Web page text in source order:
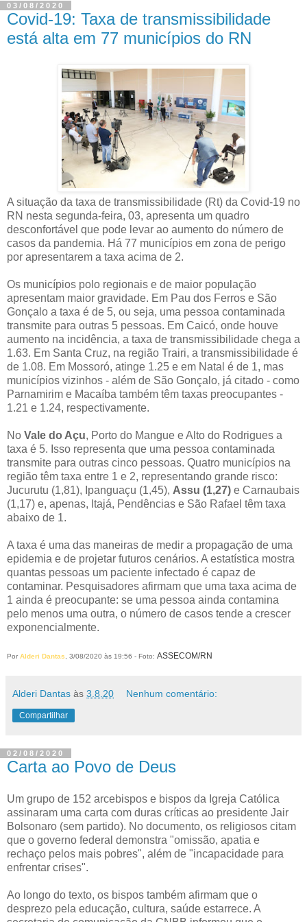
03/08/2020
Covid-19: Taxa de transmissibilidade
está alta em 77 municípios do RN
A situação da taxa de transmissibilidade (Rt) da Covid-19 no
RN nesta segunda-feira, 03, apresenta um quadro
desconfortável que pode levar ao aumento do número de
casos da pandemia. Há 77 municípios em zona de perigo
por apresentarem a taxa acima de 2.
Os municípios polo regionais e de maior população
apresentam maior gravidade. Em Pau dos Ferros e São
Gonçalo a taxa é de 5, ou seja, uma pessoa contaminada
transmite para outras 5 pessoas. Em Caicó, onde houve
aumento na incidência, a taxa de transmissibilidade chega a
1.63. Em Santa Cruz, na região Trairi, a transmissibilidade é
de 1.08. Em Mossoró, atinge 1.25 e em Natal é de 1, mas
municípios vizinhos - além de São Gonçalo, já citado - como
Parnamirim e Macaíba também têm taxas preocupantes -
1.21 e 1.24, respectivamente.
No Vale do Açu, Porto do Mangue e Alto do Rodrigues a
taxa é 5. Isso representa que uma pessoa contaminada
transmite para outras cinco pessoas. Quatro municípios na
região têm taxa entre 1 e 2, representando grande risco:
Jucurutu (1,81), Ipanguaçu (1,45), Assu (1,27) e Carnaubais
(1,17) e, apenas, Itajá, Pendências e São Rafael têm taxa
abaixo de 1.
A taxa é uma das maneiras de medir a propagação de uma
epidemia e de projetar futuros cenários. A estatística mostra
quantas pessoas um paciente infectado é capaz de
contaminar. Pesquisadores afirmam que uma taxa acima de
1 ainda é preocupante: se uma pessoa ainda contamina
pelo menos uma outra, o número de casos tende a crescer
exponencialmente.
Por Alderi Dantas , 3/08/2020 às 19:56 - Foto: ASSECOM/RN
Alderi Dantas às 3.8.20 Nenhum comentário:
Compartilhar
02/08/2020
Carta ao Povo de Deus
Um grupo de 152 arcebispos e bispos da Igreja Católica
assinaram uma carta com duras críticas ao presidente Jair
Bolsonaro (sem partido). No documento, os religiosos citam
que o governo federal demonstra "omissão, apatia e
rechaço pelos mais pobres", além de "incapacidade para
enfrentar crises".
Ao longo do texto, os bispos também afirmam que o
desprezo pela educação, cultura, saúde estarrece. A